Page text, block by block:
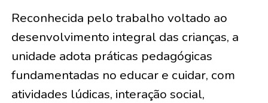
Reconhecida pelo trabalho voltado ao
desenvolvimento integral das crianças, a
unidade adota práticas pedagógicas
fundamentadas no educar e cuidar, com
atividades lúdicas, interação social,